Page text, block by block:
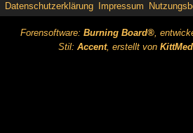
Datenschutzerklärung Impressum
Forensoftware: Burning Board®,
Stil: Accent, erstellt von